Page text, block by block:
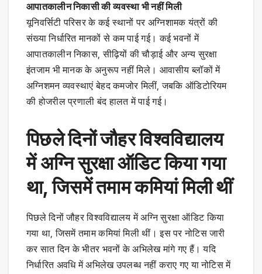
आपातकालीन निकासी की व्यवस्था भी नहीं मिली
यूनिवर्सिटी परिसर के कई स्थानों पर अग्निशामक यंत्रों की
संख्या निर्धारित मानकों से कम पाई गई। कई भवनों में
आपातकालीन निकास, सीढ़ियों की चौड़ाई और अन्य सुरक्षा
इंतजाम भी मानक के अनुरूप नहीं मिले। आवासीय ब्लॉकों में
अग्निशमन व्यवस्थाएं बेहद कमजोर मिलीं, जबकि ऑडिटोरियम
की होजरील प्रणाली बंद हालत में पाई गई।
पिछले दिनों जौहर विश्वविद्यालय
में अग्नि सुरक्षा ऑडिट किया गया
था, जिसमें तमाम कमियां मिली थीं
पिछले दिनों जौहर विश्वविद्यालय में अग्नि सुरक्षा ऑडिट किया
गया था, जिसमें तमाम कमियां मिली थीं। इस पर नोटिस जारी
कर सात दिन के भीतर भवनों के अभिलेख मांगे गए हैं। यदि
निर्धारित अवधि में अभिलेख उपलब्ध नहीं कराए गए या नोटिस में